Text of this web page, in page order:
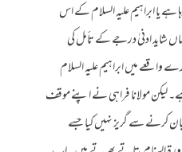
ہے یا ابراہیم علیہ السلام کے اس
شاید ادنیٰ درجے کے تأمل کی
میں ابراہیم علیہ السلام
لیکن مولانا فراہی نے اپنے موقف
کرنے سے گریز نہیں کیا جسے